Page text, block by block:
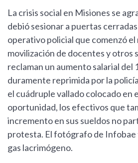
La crisis social en Misiones se
debió sesionar a puertas
operativo policial que comenzó el
movilización de docentes y otros
reclaman un aumento salarial del
duramente reprimida por la
el cuádruple vallado colocado en
oportunidad, los efectivos que
incremento en sus sueldos no
protesta. El fotógrafo de Infobae
gas lacrimógeno.